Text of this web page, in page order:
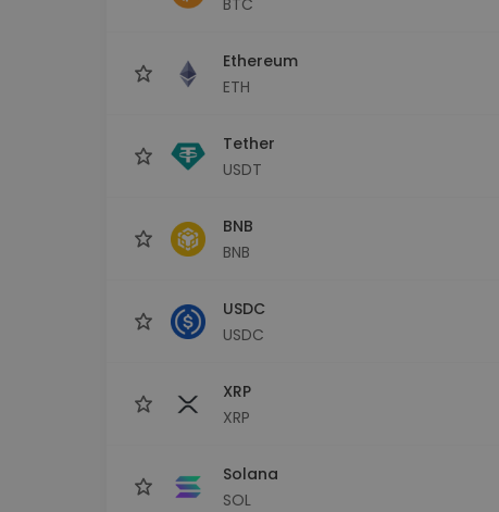
Ethereum
ETH
Tether
USDT
BNB
BNB
USDC
USDC
XRP
XRP
Solana
SOL